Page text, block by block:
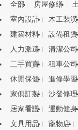
全部 房屋修繕
室內設計
木工裝潢
建築材料
設備租賃
人力派遣
清潔公司
二手買賣
租車公司
休閒保健
進修學習
家俱訂製
沙發修理
居家看護
運動健身
文具用品
寵物店